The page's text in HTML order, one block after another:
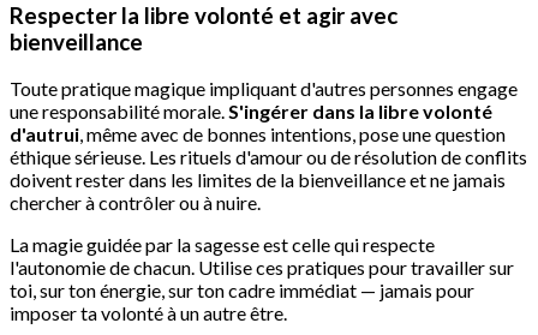
Respecter la libre volonté et agir avec
bienveillance
Toute pratique magique impliquant d'autres personnes engage
une responsabilité morale.S'ingérer dans la libre volonté
d'autrui, même avec de bonnes intentions, pose une question
éthique sérieuse. Les rituels d'amour ou de résolution de conflits
doivent rester dans les limites de la bienveillance et ne jamais
chercher à contrôler ou à nuire.
La magie guidée par la sagesse est celle qui respecte
l'autonomie de chacun. Utilise ces pratiques pour travailler sur
toi, sur ton énergie, sur ton cadre immédiat — jamais pour
imposer ta volonté à un autre être.